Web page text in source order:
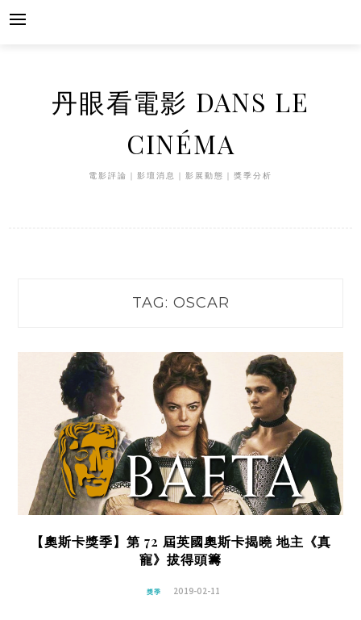
Skip
丹眼看電影 DANS LE
CINÉMA
電影評論｜影壇消息｜影展動態｜獎季分析
TAG: OSCAR
【奧斯卡獎季】第 72 屆英國奧斯卡揭曉 地主《真
寵》拔得頭籌
獎季 2019-02-11